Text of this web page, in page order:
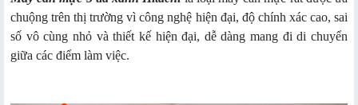
chuộng trên thị trường vì công nghệ hiện đại, độ chính xác cao, sai
số vô cùng nhỏ và thiết kế hiện đại, dễ dàng mang đi di chuyển
giữa các điểm làm việc.